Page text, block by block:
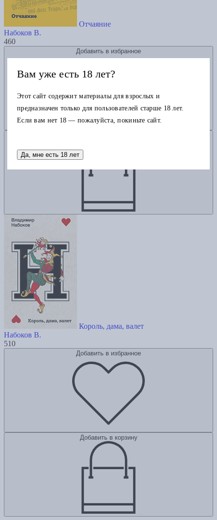
Отчаяние
Набоков В.
460
Добавить в избранное
Король, дама, валет
Набоков В.
510
Добавить в избранное
Добавить в корзину
Вам уже есть 18 лет?
Этот сайт содержит материалы для взрослых и
предназначен только для пользователей старше 18 лет.
Если вам нет 18 — пожалуйста, покиньте сайт.
Да, мне есть 18 лет